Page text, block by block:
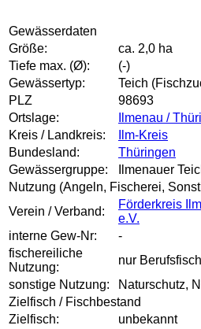
Gewässerdaten
Größe:
ca. 2,0 ha
Tiefe max. (Ø):
(-)
Gewässertyp:
Teich
PLZ
98693
Ortslage:
Ilmenau /
Kreis / Landkreis:
Ilm-Kreis
Bundesland:
Thüringen
Gewässergruppe:
Ilmenauer
Nutzung (Angeln, Fischerei,
Verein / Verband:
Förderkreis
e.V.
interne Gew-Nr:
-
fischereiliche
Nutzung:
nur
sonstige Nutzung:
Naturschutz,
Zielfisch / Fischbestand
Zielfisch:
unbekannt